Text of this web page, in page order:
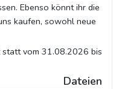
Ebenso könnt ihr die
kaufen, sowohl neue
statt vom 31.08.2026 bis
Dateien